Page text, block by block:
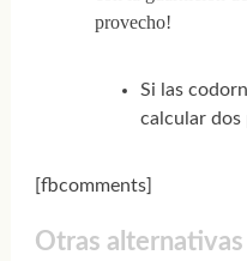
provecho!
Si las
calcular dos
[fbcomments]
Otras